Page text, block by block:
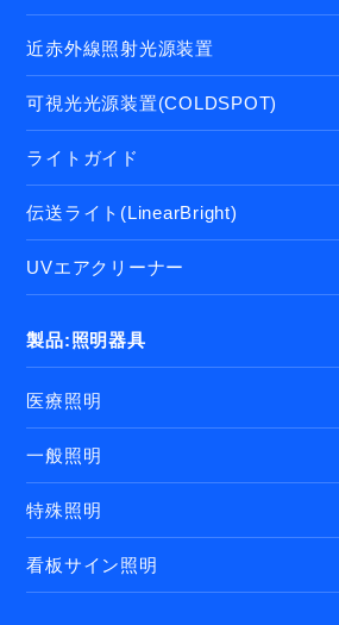
近赤外線照射光源装置
可視光光源装置(COLDSPOT)
ライトガイド
伝送ライト(LinearBright)
UVエアクリーナー
製品:照明器具
医療照明
一般照明
特殊照明
看板サイン照明